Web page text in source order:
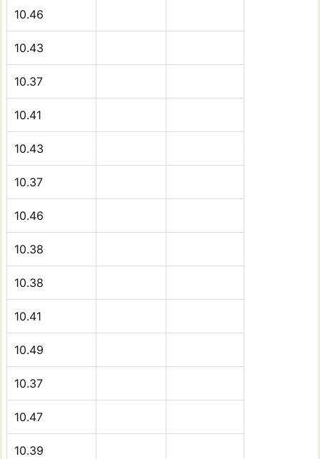
10.46
10.43
10.37
10.41
10.43
10.37
10.46
10.38
10.38
10.41
10.49
10.37
10.47
10.39